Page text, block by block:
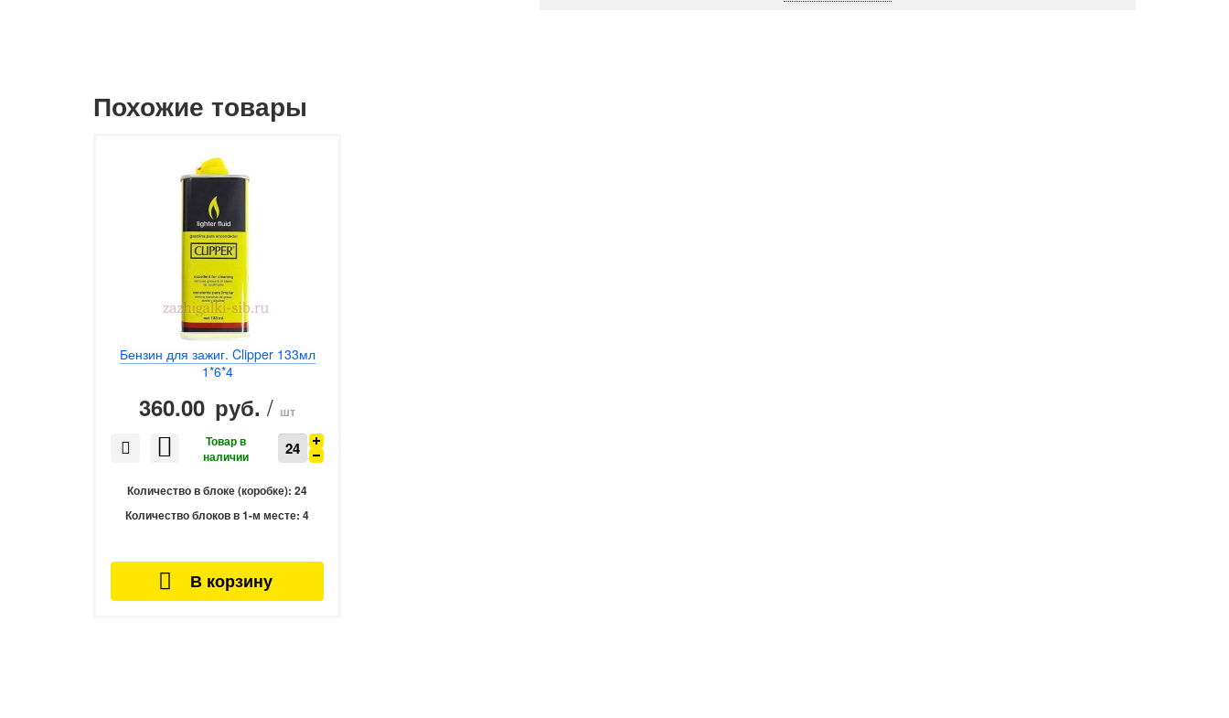
Похожие товары
Бензин для зажиг. Clipper 133мл
1*6*4
360.00 руб. / шт
Количество в блоке (коробке): 24
Количество блоков в 1-м месте: 4